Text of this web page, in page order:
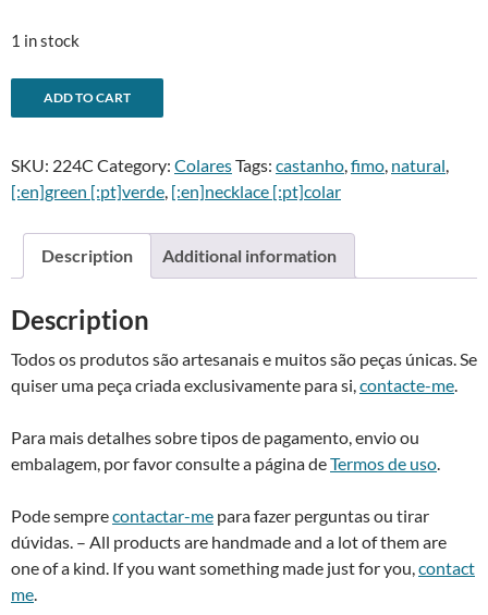
1 in stock
Colar
tronco
Tree
trunk
quantity
ADD TO CART
e
r
a
t
e
:
SKU: 224C Category: ColaresTags: castanho,fimo, natural,
[:en]green [:pt]verde, [:en]necklace [:pt]colar
Description Additional information
Description
Todos os produtos são artesanais e muitos são peças únicas. Se
quiser uma peça criada exclusivamente para si, contacte-me
Para mais detalhes sobre tipos de pagamento, envio ou
embalagem, por favor consulte a página deTermos de uso
Pode semprecontactar-me para fazer perguntas ou tirar
dúvidas. – All products are handmade and a lot of them are
one of a kind. If you want something made just for you, contact
me